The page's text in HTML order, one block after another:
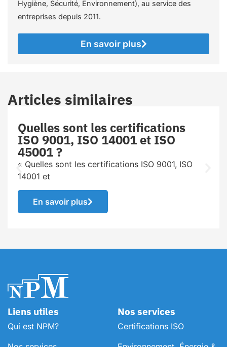
Hygiène, Sécurité, Environnement), au service des
entreprises depuis 2011.
En savoir plus
Articles similaires
Quelles sont les certifications
ISO 9001, ISO 14001 et ISO
45001 ?
« Quelles sont les certifications ISO 9001, ISO
14001 et
En savoir plus
Liens utiles
Qui est NPM?
Nos services
Certifications ISO